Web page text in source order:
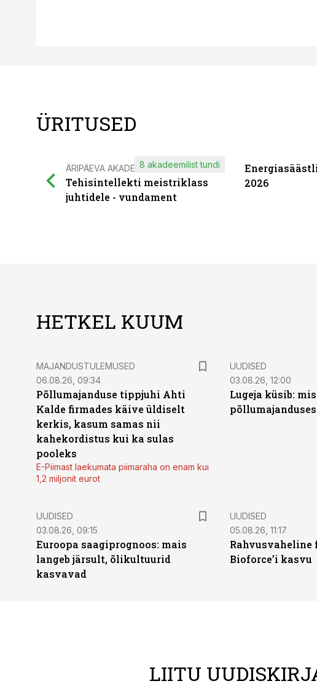
ÜRITUSED
ÄRIPÄEVA AKADEEMIA
Tehisintellekti meistriklass
juhtidele - vundament
8 akadeemilist tundi
2026
HETKEL KUUM
MAJANDUSTULEMUSED
06.08.26, 09:34
Põllumajanduse tippjuhi Ahti
Kalde firmades käive üldiselt
kerkis, kasum samas nii
kahekordistus kui ka sulas
pooleks
E-Piimast laekumata piimaraha on enam kui
1,2 miljonit eurot
UUDISED
03.08.26, 12:00
Lugeja küsib:
UUDISED
03.08.26, 09:15
Euroopa saagiprognoos: mais
langeb järsult, õlikultuurid
kasvavad
UUDISED
05.08.26, 11:17
Rahvusvaheline
Bioforce’i kasvu
LIITU